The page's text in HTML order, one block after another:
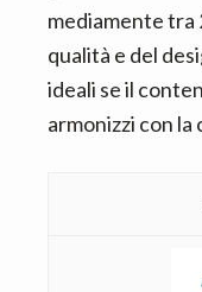
mediamente tra
qualità e del
ideali se il
armonizzi con la